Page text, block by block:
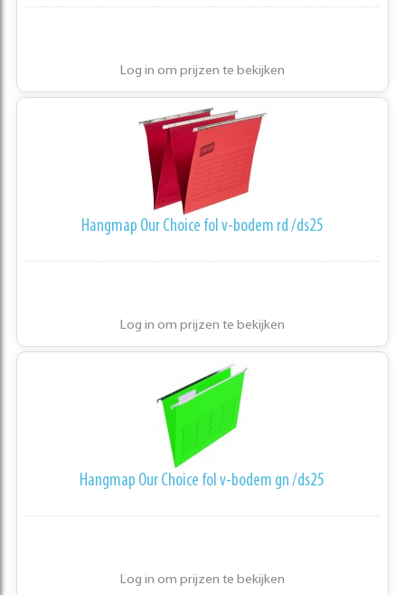
Log in om prijzen te bekijken
Hangmap Our Choice fol v-bodem rd /ds25
Log in om prijzen te bekijken
Hangmap Our Choice fol v-bodem gn /ds25
Log in om prijzen te bekijken